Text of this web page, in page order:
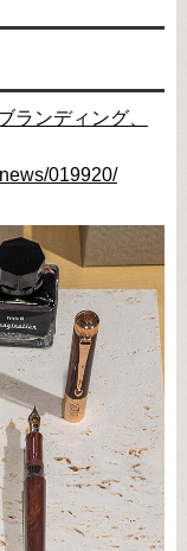
ランディング、
019920/